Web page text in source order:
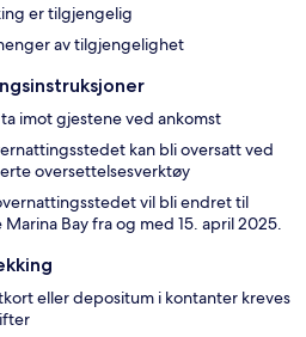
er tilgjengelig
av tilgjengelighet
imot gjestene ved ankomst
kan bli oversatt ved
oversettelsesverktøy
vil bli endret til
Bay fra og med 15. april 2025.
eller depositum i kontanter kreves